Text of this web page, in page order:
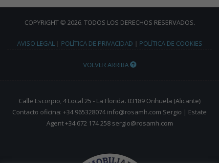
COPYRIGHT © 2026. TODOS LOS DERECHOS RESERVADOS.
AVISO LEGAL| POLÍTICA DE PRIVACIDAD | POLÍTICA DE COOKIES
VOLVER ARRIBA
Calle Escorpio, 4 Local 25 - La Florida. 03189 Orihuela (Alicante)
Contacto oficina: +34 965328074 info@rosamh.com Sergio | Estate
Agent +34 672 174 258 sergio@rosamh.com